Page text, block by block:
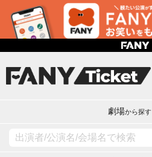
劇場から探す